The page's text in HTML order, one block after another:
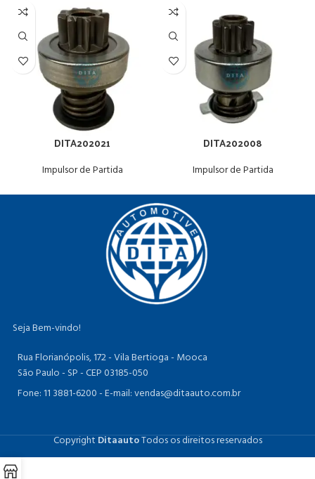
DITA202021
Impulsor de Partida
DITA202008
Impulsor de Partida
Seja Bem-vindo!
Rua Florianópolis, 172 - Vila Bertioga - Mooca
São Paulo - SP - CEP 03185-050
Fone: 11 3881-6200 -E-mail: vendas@ditaauto.com.br
CopyrightDitaautoTodos os direitos reservados